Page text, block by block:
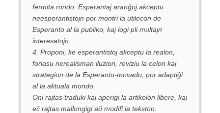
fermita rondo. Esperantaj aranĝoj akceptu
neesperantistojn por montri la utilecon de
Esperanto al la publiko, kaj logi pli multajn
interesatojn.
4. Proponi, ke esperantistoj akceptu la realon,
forlasu nerealisman iluzion, reviziu la celon kaj
strategion de la Esperanto-movado, por adaptiĝi
al la aktuala mondo.
Oni rajtas traduki kaj aperigi la artikolon libere, kaj
eĉ rajtas mallongigi aŭ modifi la tekston.